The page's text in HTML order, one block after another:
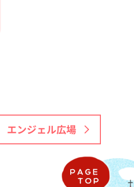
エンジェル広場